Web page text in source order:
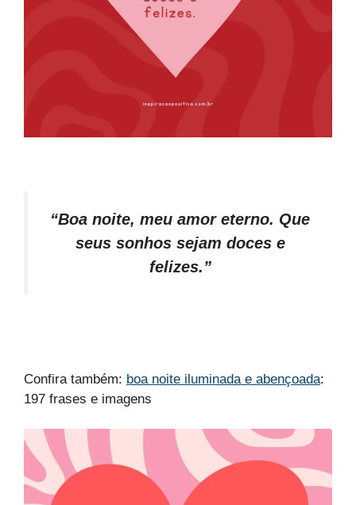
“Boa noite, meu amor eterno. Que
seus sonhos sejam doces e
felizes.”
Confira também: boa noite iluminada e abençoada:
197 frases e imagens